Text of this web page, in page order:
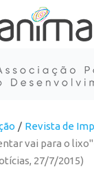
Revista de
vai para o
27/7/2015)